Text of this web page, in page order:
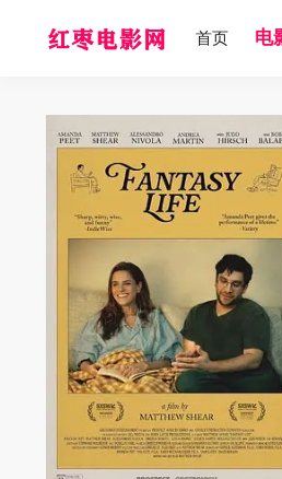
首页 电